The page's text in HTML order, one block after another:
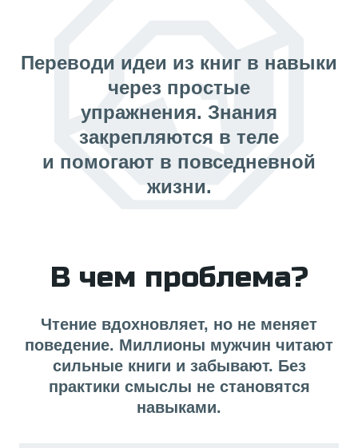
Переводи идеи из книг в навыки
через простые
упражнения. Знания
закрепляются в теле
и помогают в повседневной
жизни.
В чем проблема?
Чтение вдохновляет, но не меняет
поведение. Миллионы мужчин читают
сильные книги и забывают. Без
практики смыслы не становятся
навыками.